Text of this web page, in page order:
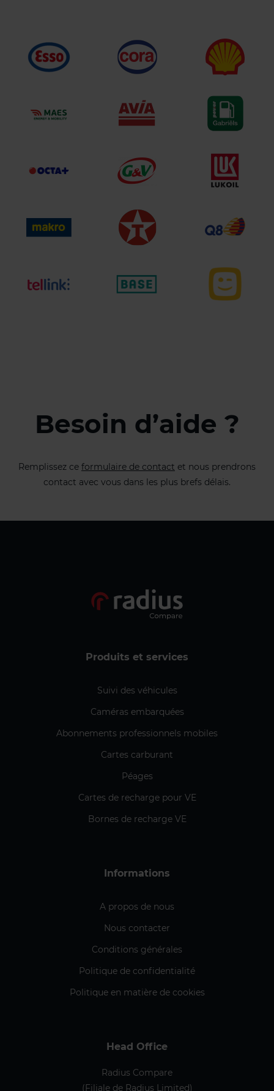
Besoin d’aide ?
Remplissez ce formulaire de contact et nous prendrons
contact avec vous dans les plus brefs délais.
Produits et services
Suivi des véhicules
Caméras embarquées
Abonnements professionnels mobiles
Cartes carburant
Péages
Cartes de recharge pour VE
Bornes de recharge VE
Informations
A propos de nous
Nous contacter​
Conditions générales
Politique de confidentialité
Politique en matière de cookies
Head Office
Radius Compare
(Filiale de Radius Limited)